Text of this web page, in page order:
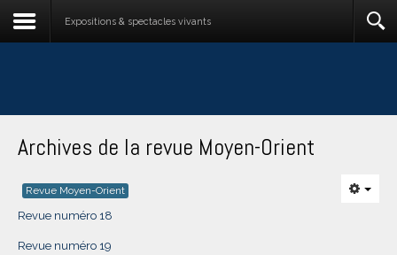
Expositions & spectacles vivants
Archives de la revue Moyen-Orient
Revue Moyen-Orient
Revue numéro 18
Revue numéro 19